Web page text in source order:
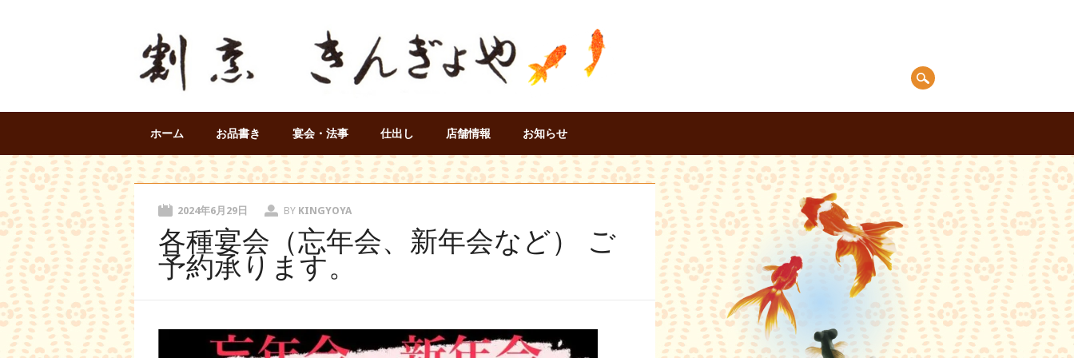
content
ホーム お品書き 宴会・法事 仕出し 店舗情報 お知らせ
2024年6月29日 BY KINGYOYA
各種宴会（忘年会、新年会など） ご
予約承ります。